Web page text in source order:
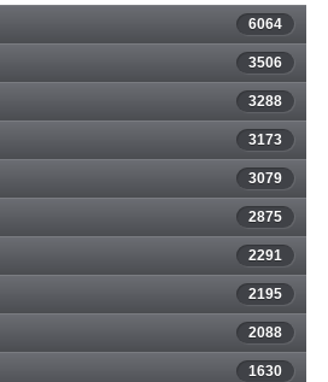
6064
3506
3288
3173
3079
2875
2291
2195
2088
1630